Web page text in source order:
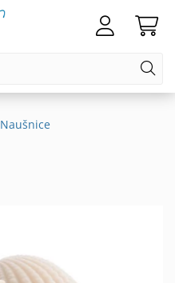
Naušnice